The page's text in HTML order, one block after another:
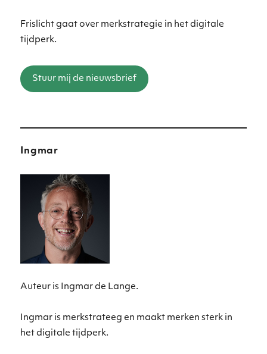
Frislicht gaat over merkstrategie in het digitale
tijdperk.
Stuur mij de nieuwsbrief
Ingmar
Auteur is Ingmar de Lange.
Ingmar is merkstrateeg en maakt merken sterk in
het digitale tijdperk.